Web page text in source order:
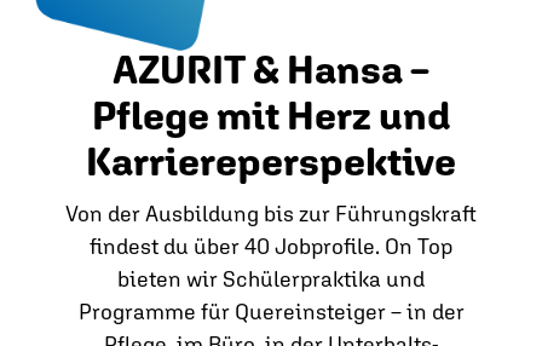
AZURIT & Hansa –
Pflege mit Herz und
Karriereperspektive
Von der Ausbildung bis zur Führungskraft
findest du über 40 Jobprofile. On Top
bieten wir Schülerpraktika und
Programme für Quereinsteiger – in der